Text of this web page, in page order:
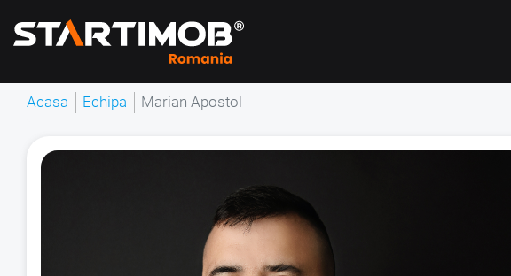
Acasa Echipa Marian Apostol